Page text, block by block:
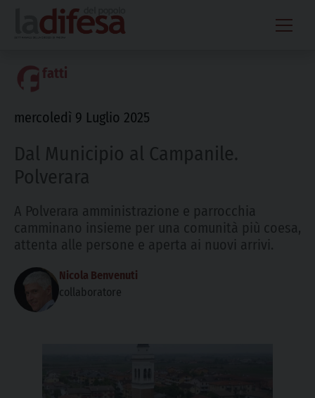
content
fatti
mercoledì 9 Luglio 2025
Dal Municipio al Campanile.
Polverara
A Polverara amministrazione e parrocchia
camminano insieme per una comunità più coesa,
attenta alle persone e aperta ai nuovi arrivi.
Nicola Benvenuti
collaboratore